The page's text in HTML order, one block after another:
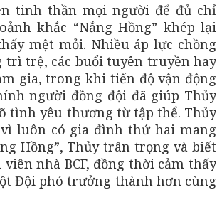
tinh thần mọi người để đủ chỉ
khắc “Nắng Hồng” khép lại
mệt mỏi. Nhiều áp lực chồng
trệ, các buổi tuyên truyền hay
gia, trong khi tiến độ vận động
người đồng đội đã giúp Thủy
tình yêu thương từ tập thể. Thủy
luôn có gia đình thứ hai mang
Hồng”, Thủy trân trọng và biết
nhà BCF, đồng thời cảm thấy
Đội phó trưởng thành hơn cùng